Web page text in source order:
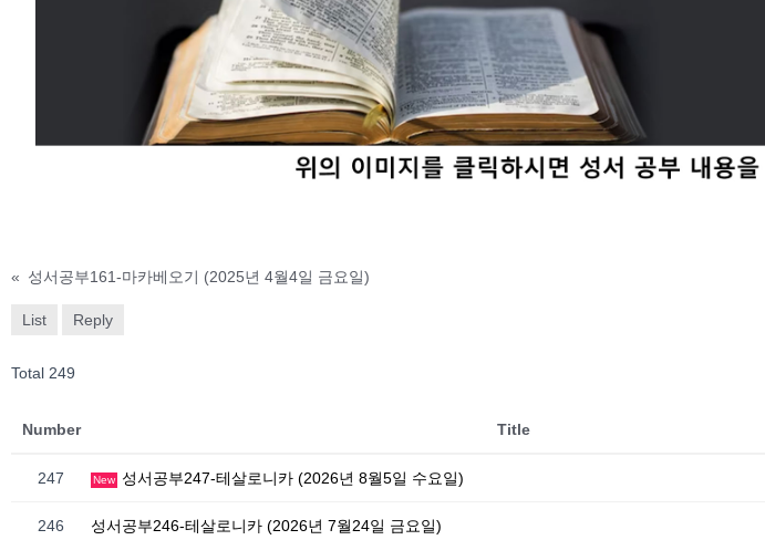
« 성서공부161-마카베오기 (2025년 4월4일 금요일)
List Reply
Total 249
Number Title
247 New 성서공부247-테살로니카 (2026년 8월5일 수요일)
246 성서공부246-테살로니카 (2026년 7월24일 금요일)